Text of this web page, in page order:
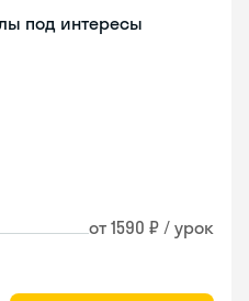
под интересы
от 1590 ₽ / урок